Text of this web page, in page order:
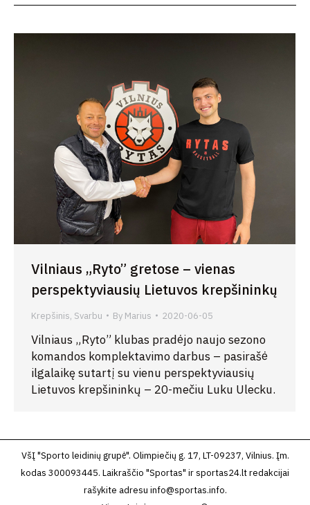
Vilniaus „Ryto” gretose – vienas
perspektyviausių Lietuvos krepšininkų
Krepšinis, Svarbu By Marius 2020-06-05
Vilniaus „Ryto” klubas pradėjo naujo sezono
komandos komplektavimo darbus – pasirašė
ilgalaikę sutartį su vienu perspektyviausių
Lietuvos krepšininkų – 20-mečiu Luku Ulecku.
VšĮ "Sporto leidinių grupė". Olimpiečių g. 17, LT-09237, Vilnius. Įm.
kodas 300093445. Laikraščio "Sportas" ir sportas24.lt redakcijai
rašykite adresu info@sportas.info.